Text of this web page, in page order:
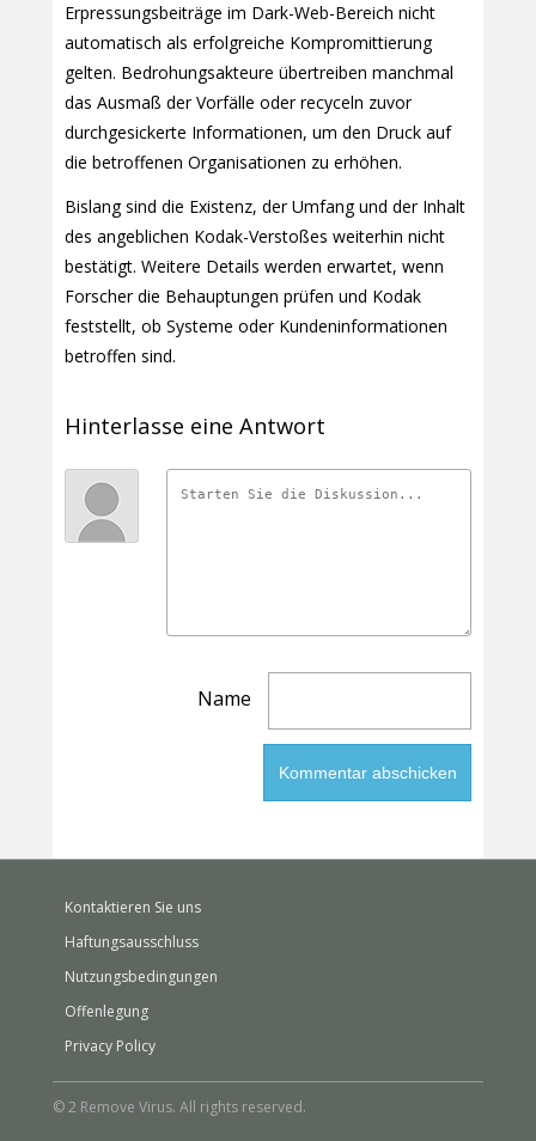
Erpressungsbeiträge im Dark-Web-Bereich nicht
automatisch als erfolgreiche Kompromittierung
gelten. Bedrohungsakteure übertreiben manchmal
das Ausmaß der Vorfälle oder recyceln zuvor
durchgesickerte Informationen, um den Druck auf
die betroffenen Organisationen zu erhöhen.
Bislang sind die Existenz, der Umfang und der Inhalt
des angeblichen Kodak-Verstoßes weiterhin nicht
bestätigt. Weitere Details werden erwartet, wenn
Forscher die Behauptungen prüfen und Kodak
feststellt, ob Systeme oder Kundeninformationen
betroffen sind.
Hinterlasse eine Antwort
Name
Kontaktieren Sie uns
Haftungsausschluss
Nutzungsbedingungen
Offenlegung
Privacy Policy
© 2 Remove Virus. All rights reserved.